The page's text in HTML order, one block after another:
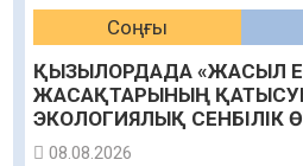
Соңғы
ҚЫЗЫЛОРДАДА «ЖАСЫЛ
ЖАСАҚТАРЫНЫҢ
ЭКОЛОГИЯЛЫҚ СЕНБІЛІК
08.08.2026